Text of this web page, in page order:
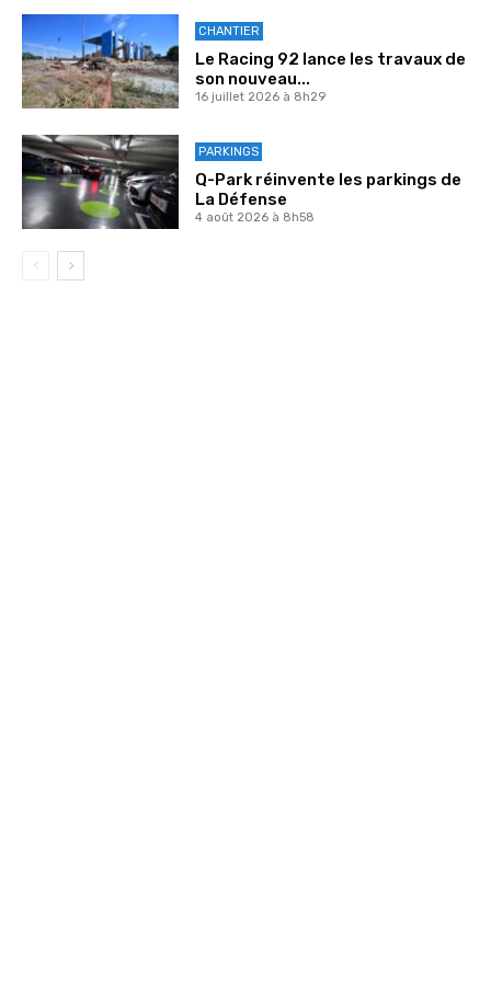
CHANTIER
Le Racing 92 lance les travaux de
son nouveau...
16 juillet 2026 à 8h29
PARKINGS
Q-Park réinvente les parkings de
La Défense
4 août 2026 à 8h58